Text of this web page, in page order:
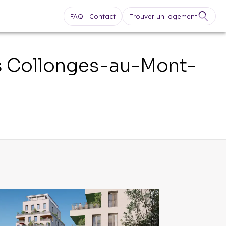
FAQ Contact Trouver un logement
Collonges-au-Mont-